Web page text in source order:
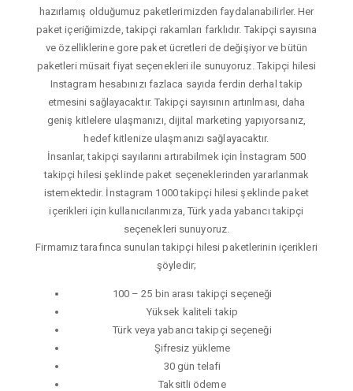
hazırlamış olduğumuz paketlerimizden faydalanabilirler. Her
paket içeriğimizde, takipçi rakamları farklıdır. Takipçi sayısına
ve özelliklerine gore paket ücretleri de değişiyor ve bütün
paketleri müsait fiyat seçenekleri ile sunuyoruz. Takipçi hilesi
Instagram hesabınızı fazlaca sayıda ferdin derhal takip
etmesini sağlayacaktır. Takipçi sayısının artırılması, daha
geniş kitlelere ulaşmanızı, dijital marketing yapıyorsanız,
hedef kitlenize ulaşmanızı sağlayacaktır.
İnsanlar, takipçi sayılarını artırabilmek için İnstagram 500
takipçi hilesi şeklinde paket seçeneklerinden yararlanmak
istemektedir. İnstagram 1000 takipçi hilesi şeklinde paket
içerikleri için kullanıcılarımıza, Türk yada yabancı takipçi
seçenekleri sunuyoruz.
Firmamız tarafınca sunulan takipçi hilesi paketlerinin içerikleri
şöyledir;
100 – 25 bin arası takipçi seçeneği
Yüksek kaliteli takip
Türk veya yabancı takipçi seçeneği
Şifresiz yükleme
30 gün telafi
Taksitli ödeme